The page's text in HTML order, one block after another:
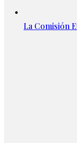
La Comisión